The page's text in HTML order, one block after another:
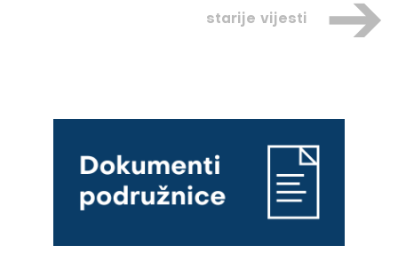
starije vijesti